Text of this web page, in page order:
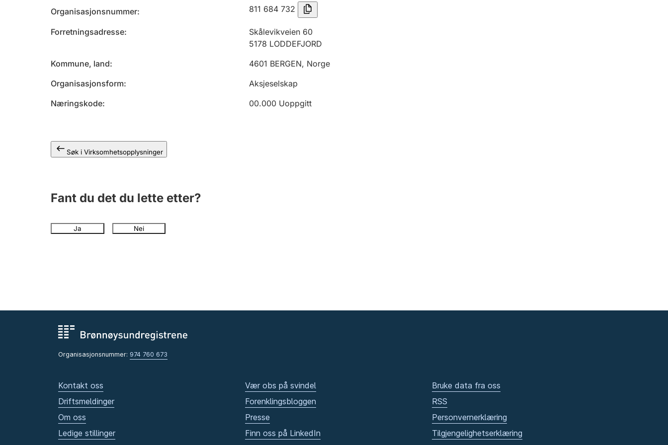
Organisasjonsnummer 811 684 732
Forretningsadresse
Skålevikveien 60
5178 LODDEFJORD
Kommune, land
4601 BERGEN, Norge
Organisasjonsform
Aksjeselskap
Næringskode
00.000 Uoppgitt
Søk i Virksomhetsopplysninger
Fant du det du lette etter?
Ja Nei
Organisasjonsnummer: 974 760 673
Kontakt oss
Driftsmeldinger
Om oss
Ledige stillinger
Vær obs på svindel
Forenklingsbloggen
Presse
Finn oss på LinkedIn
Bruke data fra oss
RSS
Personvernerklæring
Tilgjengelighetserklæring